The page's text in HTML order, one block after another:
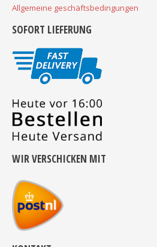
Allgemeine geschäftsbedingungen
SOFORT LIEFERUNG
WIR VERSCHICKEN MIT